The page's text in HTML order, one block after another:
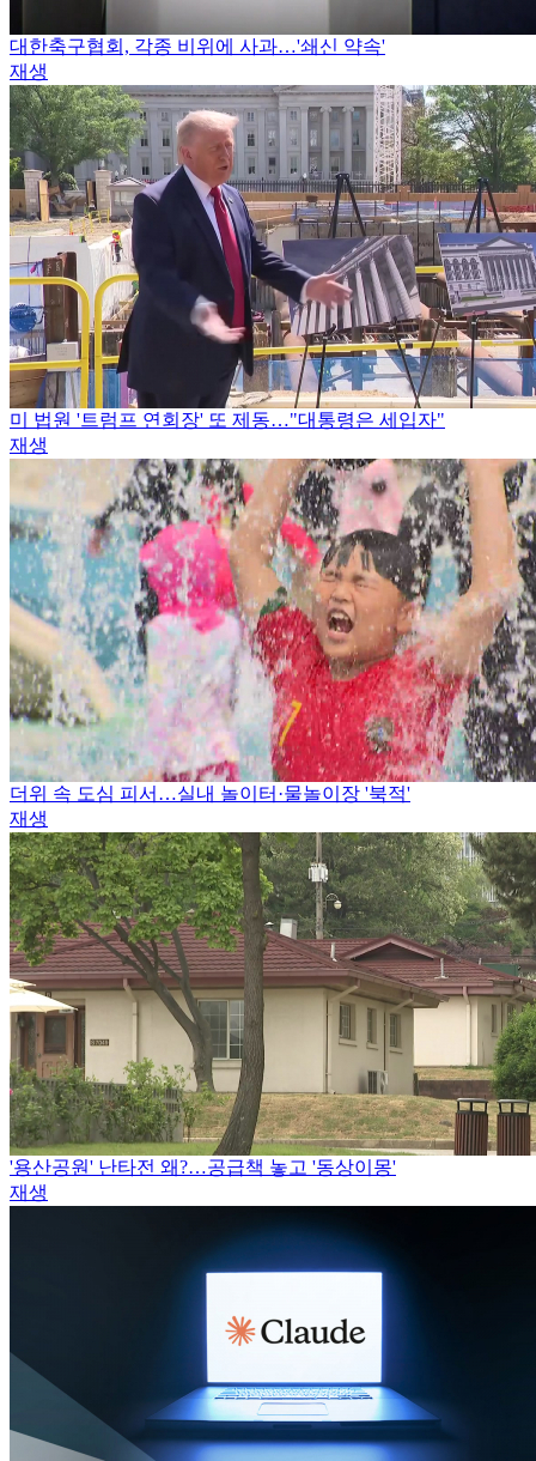
대한축구협회, 각종 비위에 사과…'쇄신 약속'
재생
미 법원 '트럼프 연회장' 또 제동…"대통령은 세입자"
재생
더위 속 도심 피서…실내 놀이터·물놀이장 '북적'
재생
'용산공원' 난타전 왜?…공급책 놓고 '동상이몽'
재생